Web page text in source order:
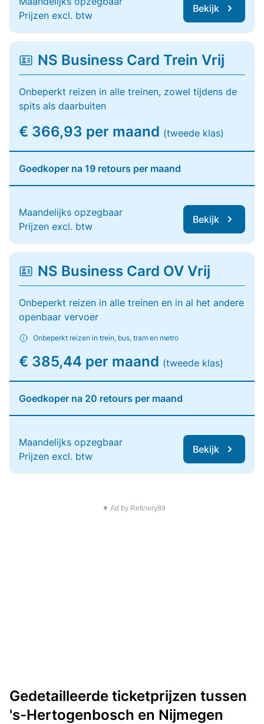
Prijzen excl. btw
Bekijk
NS Business Card Trein Vrij
Onbeperkt reizen in alle treinen, zowel tijdens de
spits als daarbuiten
€ 366,93 per maand (tweede klas)
Goedkoper na 19 retours per maand
Maandelijks opzegbaar
Prijzen excl. btw
Bekijk
NS Business Card OV Vrij
Onbeperkt reizen in alle treinen en in al het andere
openbaar vervoer
Onbeperkt reizen in trein, bus, tram en metro
€ 385,44 per maand (tweede klas)
Goedkoper na 20 retours per maand
Maandelijks opzegbaar
Prijzen excl. btw
Bekijk
▼ Ad by Refinery89
Gedetailleerde ticketprijzen tussen
's-Hertogenbosch en Nijmegen